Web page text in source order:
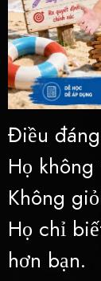
Điều
Họ
Không
Họ chỉ
hơn bạn.